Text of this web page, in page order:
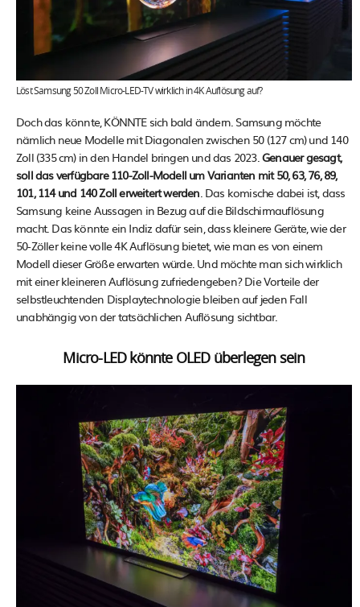
Löst Samsung 50 Zoll Micro-LED-TV wirklich in 4K Auflösung auf?
Doch das könnte, KÖNNTE sich bald ändern. Samsung möchte
nämlich neue Modelle mit Diagonalen zwischen 50 (127 cm) und 140
Zoll (335 cm) in den Handel bringen und das 2023.Genauer gesagt,
soll das verfügbare 110-Zoll-Modell um Varianten mit 50, 63, 76, 89,
101, 114 und 140 Zoll erweitert werden. Das komische dabei ist, dass
Samsung keine Aussagen in Bezug auf die Bildschirmauflösung
macht. Das könnte ein Indiz dafür sein, dass kleinere Geräte, wie der
50-Zöller keine volle 4K Auflösung bietet, wie man es von einem
Modell dieser Größe erwarten würde. Und möchte man sich wirklich
mit einer kleineren Auflösung zufriedengeben? Die Vorteile der
selbstleuchtenden Displaytechnologie bleiben auf jeden Fall
unabhängig von der tatsächlichen Auflösung sichtbar.
Micro-LED könnte OLED überlegen sein